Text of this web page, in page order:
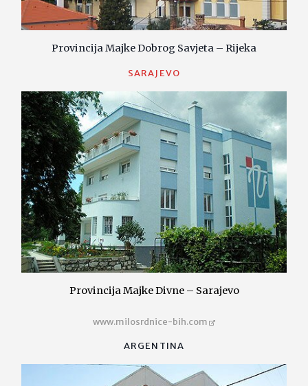
Provincija Majke Dobrog Savjeta – Rijeka
SARAJEVO
Provincija Majke Divne – Sarajevo
www.milosrdnice-bih.com
ARGENTINA